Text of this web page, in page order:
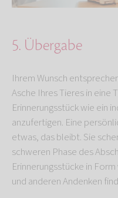
5. Übergabe
Ihrem Wunsch
Asche Ihres Tieres in eine
Erinnerungsstück wie ein
anzufertigen. Eine
etwas, das bleibt. Sie
schweren Phase des
Erinnerungsstücke in
und anderen Andenken